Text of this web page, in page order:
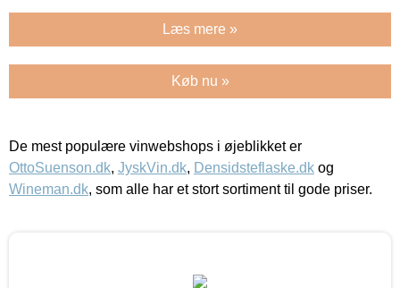
Læs mere »
Køb nu »
De mest populære vinwebshops i øjeblikket er
OttoSuenson.dk, JyskVin.dk, Densidsteflaske.dk og
Wineman.dk, som alle har et stort sortiment til gode priser.